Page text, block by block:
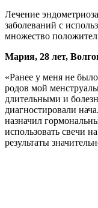
Лечение
заболеваний с
множество
Мария, 28 лет,
«Ранее у меня не
родов мой
длительными и
диагностировали
назначил
использовать свечи
результаты